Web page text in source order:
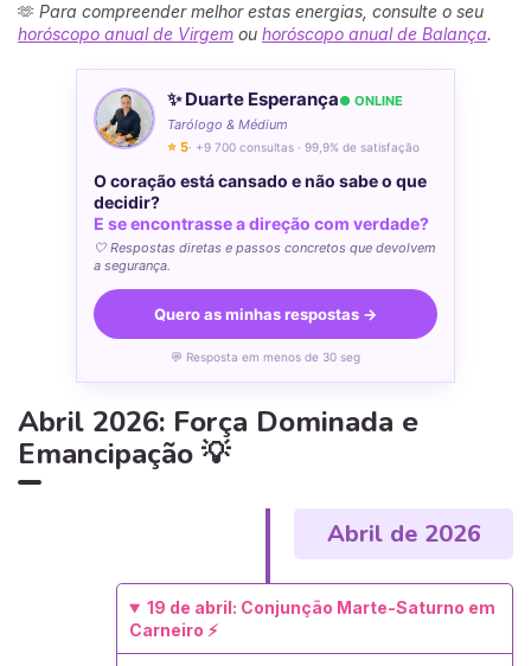
🫶 Para compreender melhor estas energias, consulte o seu
horóscopo anual de Virgem ou horóscopo anual de Balança.
✨ Duarte Esperança● ONLINE
Tarólogo & Médium
⭐ 5· +9 700 consultas · 99,9% de satisfação
O coração está cansado e não sabe o que
decidir?
E se encontrasse a direção com verdade?
🤍 Respostas diretas e passos concretos que devolvem
a segurança.
Quero as minhas respostas →
💬 Resposta em menos de 30 seg
Abril 2026: Força Dominada e
Emancipação 💡
Abril de 2026
19 de abril: Conjunção Marte-Saturno em
Carneiro ⚡